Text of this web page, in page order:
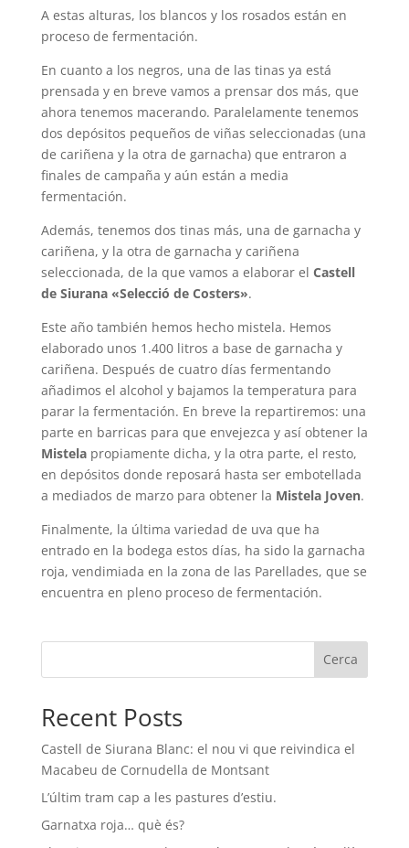
A estas alturas, los blancos y los rosados ​​están en
proceso de fermentación.
En cuanto a los negros, una de las tinas ya está
prensada y en breve vamos a prensar dos más, que
ahora tenemos macerando. Paralelamente tenemos
dos depósitos pequeños de viñas seleccionadas (una
de cariñena y la otra de garnacha) que entraron a
finales de campaña y aún están a media
fermentación.
Además, tenemos dos tinas más, una de garnacha y
cariñena, y la otra de garnacha y cariñena
seleccionada, de la que vamos a elaborar el Castell
de Siurana «Selecció de Costers».
Este año también hemos hecho mistela. Hemos
elaborado unos 1.400 litros a base de garnacha y
cariñena. Después de cuatro días fermentando
añadimos el alcohol y bajamos la temperatura para
parar la fermentación. En breve la repartiremos: una
parte en barricas para que envejezca y así obtener la
Mistelapropiamente dicha, y la otra parte, el resto,
en depósitos donde reposará hasta ser embotellada
a mediados de marzo para obtener la Mistela Joven.
Finalmente, la última variedad de uva que ha
entrado en la bodega estos días, ha sido la garnacha
roja, vendimiada en la zona de las Parellades, que se
encuentra en pleno proceso de fermentación.
Cerca
Recent Posts
Castell de Siurana Blanc: el nou vi que reivindica el
Macabeu de Cornudella de Montsant
L’últim tram cap a les pastures d’estiu.
Garnatxa roja… què és?